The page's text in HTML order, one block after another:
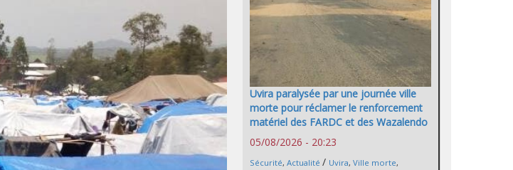
Uvira paralysée par une journée ville
morte pour réclamer le renforcement
matériel des FARDC et des Wazalendo
05/08/2026 - 20:23
Sécurité, Actualité / Uvira, Ville morte,